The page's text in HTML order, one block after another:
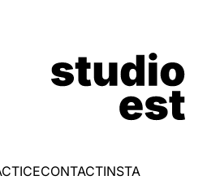
CONTACTINSTA